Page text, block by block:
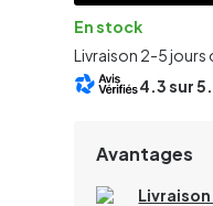
En stock
Livraison 2-5 jours
4.3sur
Avantages